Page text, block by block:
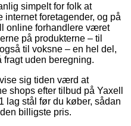
simpelt for folk at
internet foretagender, og på
online forhandlere været
på produkterne – til
til voksne – en hel del,
uden beregning.
sig tiden værd at
shops efter tilbud på Yaxell
lag stål før du køber, sådan
billigste pris.